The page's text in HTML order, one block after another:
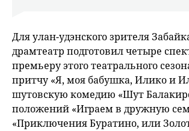
Для улан-удэнского зрителя
драмтеатр подготовил четыре
премьеру этого театрального
притчу «Я, моя бабушка, Илико и
шутовскую комедию «Шут
положений «Играем в дружную
«Приключения Буратино, или